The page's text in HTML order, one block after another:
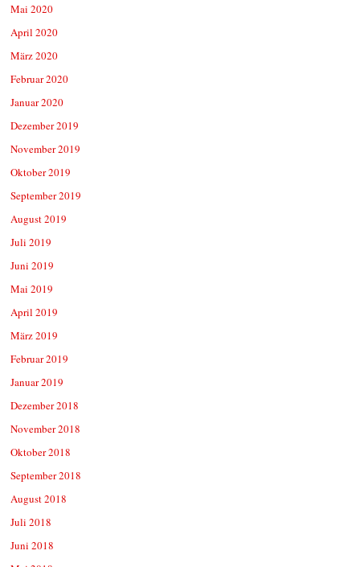
Mai 2020
April 2020
März 2020
Februar 2020
Januar 2020
Dezember 2019
November 2019
Oktober 2019
September 2019
August 2019
Juli 2019
Juni 2019
Mai 2019
April 2019
März 2019
Februar 2019
Januar 2019
Dezember 2018
November 2018
Oktober 2018
September 2018
August 2018
Juli 2018
Juni 2018